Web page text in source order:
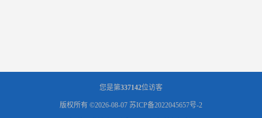
您是第337142位访客
版权所有 ©2026-08-07 苏ICP备2022045657号-2